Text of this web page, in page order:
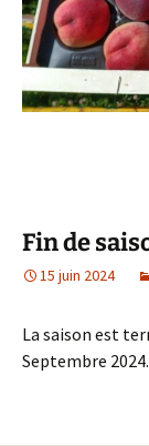
Fin de
15 juin 2024
La saison est
Septembre 2024.